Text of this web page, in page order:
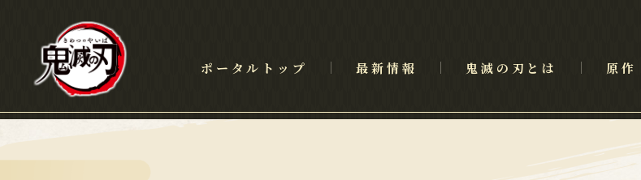
ポータルトップ 最新情報 鬼滅の刃とは 原作